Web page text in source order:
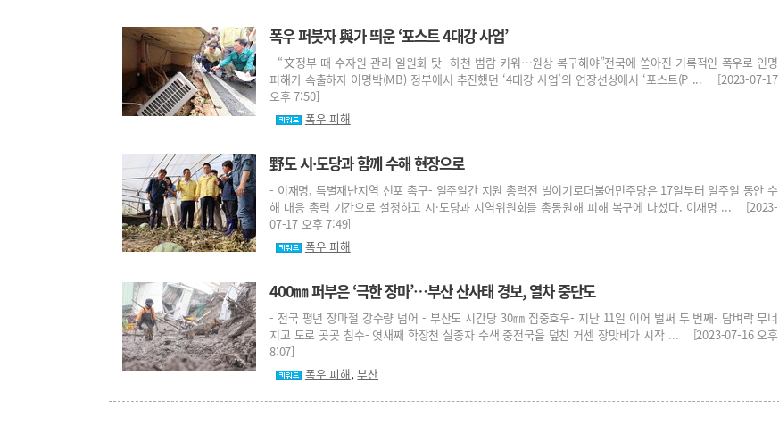
폭우 퍼붓자 與가 띄운 ‘포스트 4대강 사업’
- “文정부 때 수자원 관리 일원화 탓- 하천 범람 키워…원상 복구해야”전국에 쏟아진 기록적인 폭우로 인명
피해가 속출하자 이명박(MB) 정부에서 추진했던 ‘4대강 사업’의 연장선상에서 ‘포스트(P ... [2023-07-17
오후 7:50]
폭우 피해
野도 시·도당과 함께 수해 현장으로
- 이재명, 특별재난지역 선포 촉구- 일주일간 지원 총력전 벌이기로더불어민주당은 17일부터 일주일 동안 수
해 대응 총력 기간으로 설정하고 시·도당과 지역위원회를 총동원해 피해 복구에 나섰다. 이재명 ... [2023-
07-17 오후 7:49]
폭우 피해
400㎜ 퍼부은 ‘극한 장마’…부산 산사태 경보, 열차 중단도
- 전국 평년 장마철 강수량 넘어 - 부산도 시간당 30㎜ 집중호우- 지난 11일 이어 벌써 두 번째- 담벼락 무너
지고 도로 곳곳 침수- 엿새째 학장천 실종자 수색 중전국을 덮친 거센 장맛비가 시작 ... [2023-07-16 오후
8:07]
폭우 피해,부산